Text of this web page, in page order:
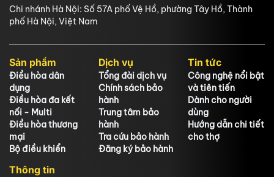
Chi nhánh Hà Nội: Số 57A phố Vệ Hồ, phường Tây Hồ, Thành
phố Hà Nội, Việt Nam
Sản phẩm
Điều hòa dân
dụng
Điều hòa đa kết
nối - Multi
Điều hòa thương
mại
Bộ điều khiển
Dịch vụ
Tổng đài dịch vụ
Chính sách bảo
hành
Trung tâm bảo
hành
Tra cứu bảo hành
Đăng ký bảo hành
Tin tức
Công nghệ nổi bật
và tiên tiến
Dành cho người
dùng
Hướng dẫn chi tiết
cho thợ
Thông tin